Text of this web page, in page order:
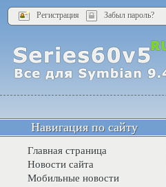
Регистрация Забыл пароль?
Навигация по сайту
Главная страница
Новости сайта
Мобильные новости